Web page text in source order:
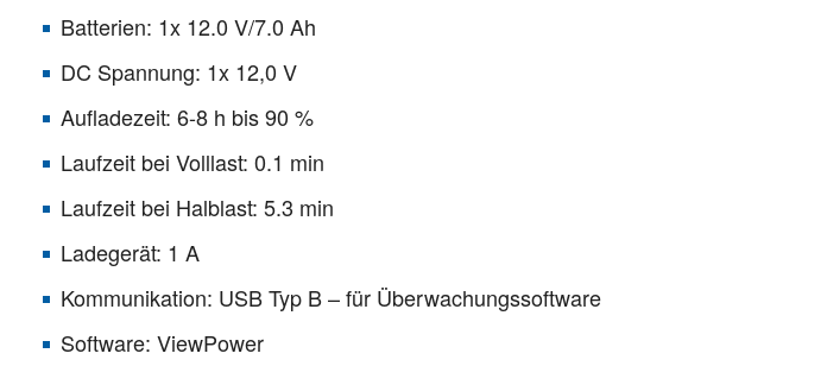
Batterien: 1x 12.0 V/7.0 Ah
DC Spannung: 1x 12,0 V
Aufladezeit: 6-8 h bis 90 %
Laufzeit bei Volllast: 0.1 min
Laufzeit bei Halblast: 5.3 min
Ladegerät: 1 A
Kommunikation: USB Typ B – für Überwachungssoftware
Software: ViewPower